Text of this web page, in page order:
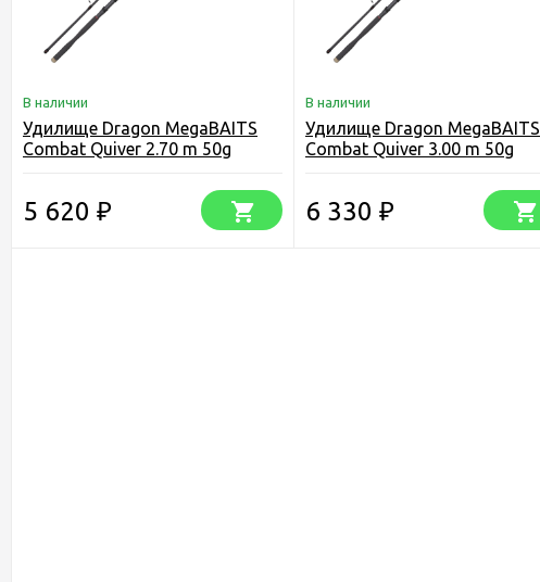
В наличии
Удилище Dragon MegaBAITS
Combat Quiver 2.70 m 50g
5 620 ₽
В наличии
Удилище Dragon MegaBAITS
Combat Quiver 3.00 m 50g
6 330 ₽